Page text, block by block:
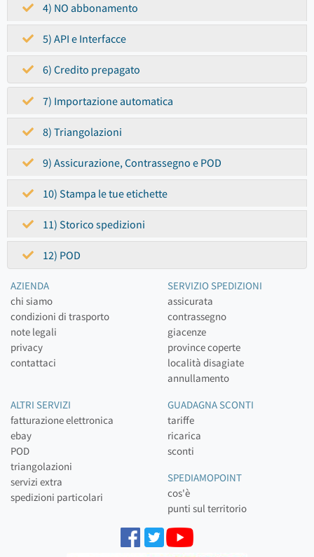
4) NO abbonamento
5) API e Interfacce
6) Credito prepagato
7) Importazione automatica
8) Triangolazioni
9) Assicurazione, Contrassegno e POD
10) Stampa le tue etichette
11) Storico spedizioni
12) POD
AZIENDA
chi siamo
condizioni di trasporto
note legali
privacy
contattaci
SERVIZIO SPEDIZIONI
assicurata
contrassegno
giacenze
province coperte
località disagiate
annullamento
ALTRI SERVIZI
fatturazione elettronica
ebay
POD
triangolazioni
servizi extra
spedizioni particolari
GUADAGNA SCONTI
tariffe
ricarica
sconti
SPEDIAMOPOINT
cos'è
punti sul territorio